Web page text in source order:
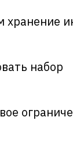
хранение
набор